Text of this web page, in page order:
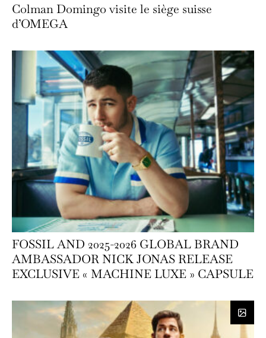
Colman Domingo visite le siège suisse
d’OMEGA
FOSSIL AND 2025-2026 GLOBAL BRAND
AMBASSADOR NICK JONAS RELEASE
EXCLUSIVE « MACHINE LUXE » CAPSULE